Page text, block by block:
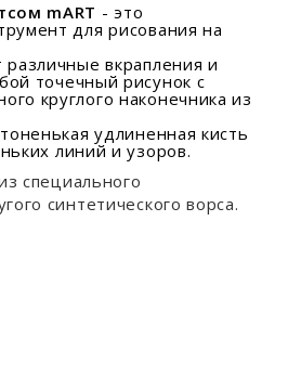
mART - это
для рисования на
вкрапления и
точечный рисунок с
круглого наконечника из
удлиненная кисть
линий и узоров.
специального
синтетического ворса.